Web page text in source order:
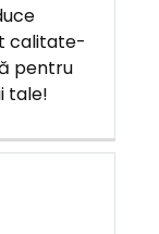
calitate-
pentru
tale!